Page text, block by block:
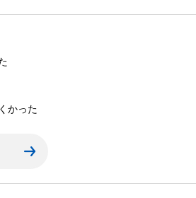
かった